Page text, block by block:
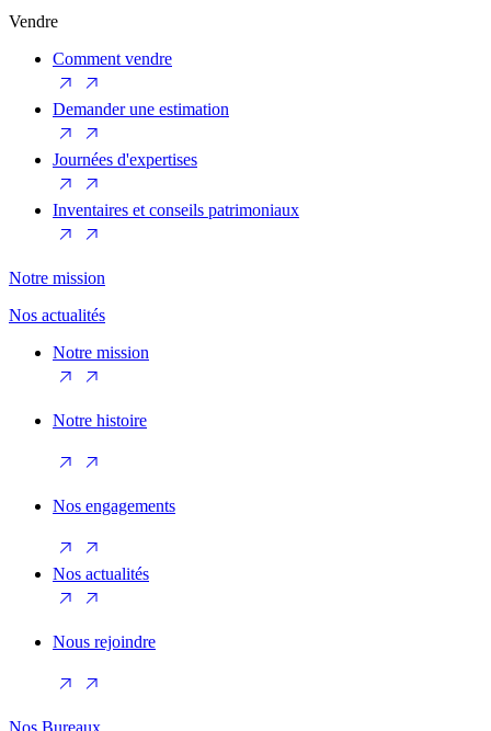
Vendre
Comment vendre
Demander une estimation
Journées d'expertises
Inventaires et conseils patrimoniaux
Notre mission
Nos actualités
Notre mission
Notre histoire
Nos engagements
Nos actualités
Nous rejoindre
Nos Bureaux